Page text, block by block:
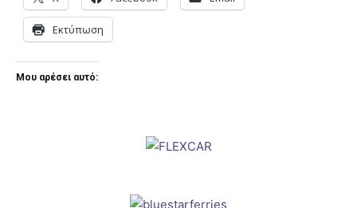
Εκτύπωση
Μου αρέσει αυτό: